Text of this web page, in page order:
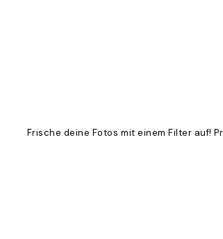
Frische deine Fotos mit einem Filter auf!